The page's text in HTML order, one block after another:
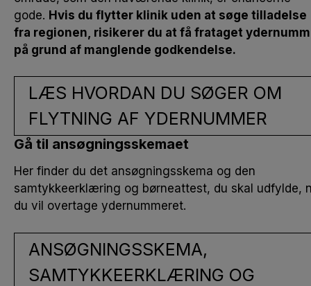
gode. Hvis du flytter klinik uden at søge tilladelse
fra regionen, risikerer du at få frataget
på grund af manglende godkendelse.
LÆS HVORDAN DU SØGER OM
FLYTNING AF YDERNUMMER
Gå til ansøgningsskemaet
Her finder du det ansøgningsskema og den
samtykkeerklæring og børneattest, du skal udfylde,
du vil overtage ydernummeret.
ANSØGNINGSSKEMA,
SAMTYKKEERKLÆRING OG